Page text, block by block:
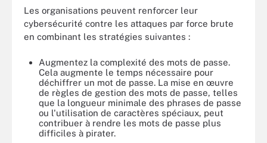
Les organisations peuvent renforcer leur
cybersécurité contre les attaques par force brute
en combinant les stratégies suivantes :
Augmentez la complexité des mots de passe.
Cela augmente le temps nécessaire pour
déchiffrer un mot de passe. La mise en œuvre
de règles de gestion des mots de passe, telles
que la longueur minimale des phrases de passe
ou l'utilisation de caractères spéciaux, peut
contribuer à rendre les mots de passe plus
difficiles à pirater.